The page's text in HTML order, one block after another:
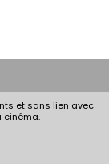
et sans lien avec
cinéma.